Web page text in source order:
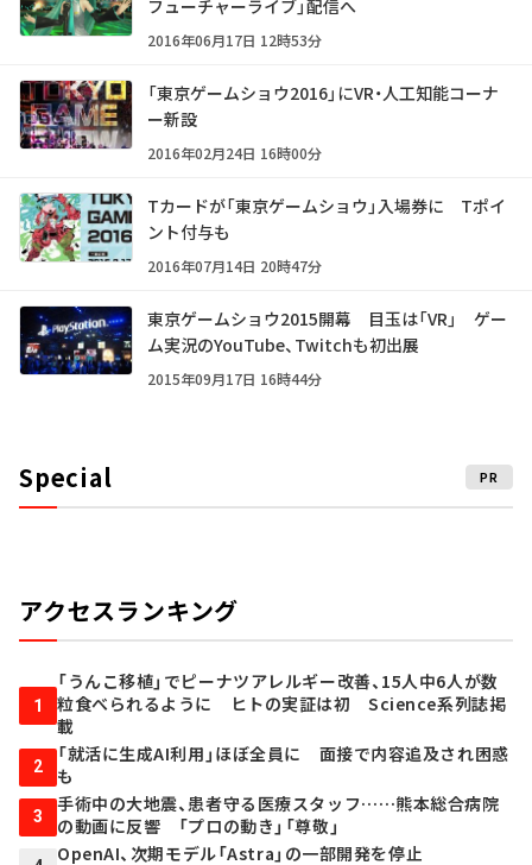
フューチャーライブ」配信へ
2016年06月17日 12時53分
「東京ゲームショウ2016」にVR・人工知能コーナ
ー新設
2016年02月24日 16時00分
Tカードが「東京ゲームショウ」入場券に Tポイ
ント付与も
2016年07月14日 20時47分
東京ゲームショウ2015開幕 目玉は「VR」 ゲー
ム実況のYouTube、Twitchも初出展
2015年09月17日 16時44分
Special PR
アクセスランキング
1
「うんこ移植」でピーナツアレルギー改善、15人中6人が数
粒食べられるように ヒトの実証は初 Science系列誌掲
載
2
「就活に生成AI利用」ほぼ全員に 面接で内容追及され困惑
も
3
手術中の大地震、患者守る医療スタッフ……熊本総合病院
の動画に反響 「プロの動き」「尊敬」
OpenAI、次期モデル「Astra」の一部開発を停止